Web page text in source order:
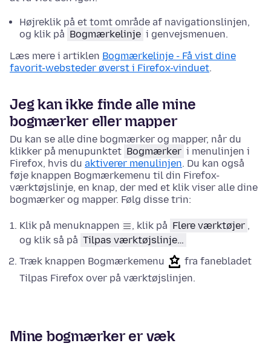
Højreklik på et tomt område af navigationslinjen,
og klik på Bogmærkelinje i genvejsmenuen.
Læs mere i artiklen Bogmærkelinje - Få vist dine
favorit-websteder øverst i Firefox-vinduet.
Jeg kan ikke finde alle mine
bogmærker eller mapper
Du kan se alle dine bogmærker og mapper, når du
klikker på menupunktet Bogmærker i menulinjen i
Firefox, hvis du aktiverer menulinjen. Du kan også
føje knappen Bogmærkemenu til din Firefox-
værktøjslinje, en knap, der med et klik viser alle dine
bogmærker og mapper. Følg disse trin:
Klik på menuknappen , klik på Flere værktøjer ,
og klik så på Tilpas værktøjslinje…
Træk knappen Bogmærkemenu
fra fanebladet
Tilpas Firefox over på værktøjslinjen.
Mine bogmærker er væk